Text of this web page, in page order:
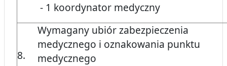
- 1 koordynator medyczny
8.
Wymagany ubiór zabezpieczenia
medycznego i oznakowania punktu
medycznego